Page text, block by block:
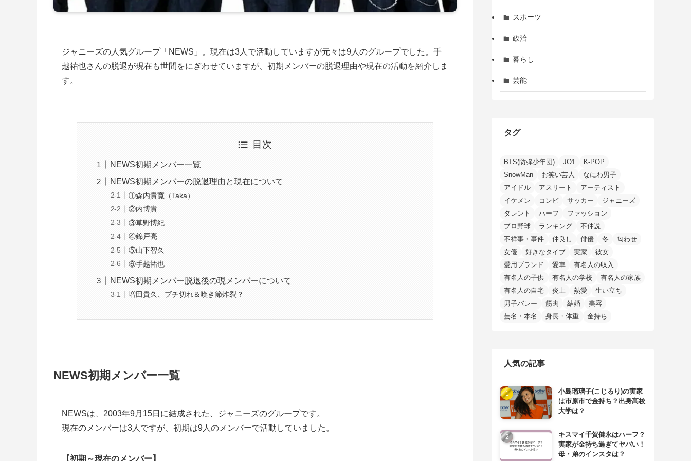
ジャニーズの人気グループ「NEWS」。現在は3人で活動していますが元々は9人のグループでした。手
越祐也さんの脱退が現在も世間をにぎわせていますが、初期メンバーの脱退理由や現在の活動を紹介しま
す。
目次
NEWS初期メンバー一覧
NEWS初期メンバーの脱退理由と現在について
①森内貴寛（Taka）
②内博貴
③草野博紀
④錦戸亮
⑤山下智久
⑥手越祐也
NEWS初期メンバー脱退後の現メンバーについて
増田貴久、ブチ切れ＆嘆き節炸裂？
NEWS初期メンバー一覧
NEWSは、2003年9月15日に結成された、ジャニーズのグループです。
現在のメンバーは3人ですが、初期は9人のメンバーで活動していました。
【初期～現在のメンバー】
スポーツ
政治
暮らし
芸能
タグ
BTS(防弾少年団) JO1
K-POP
SnowMan
お笑い芸人
なにわ男子
アイドル
アスリート
アーティスト
イケメン
コンビ サッカー
ジャニーズ
タレント
ハーフ
ファッション
プロ野球
ランキング
不仲説
不祥事・事件
仲良し 俳優 冬
匂わせ
女優
好きなタイプ 実家
彼女
愛用ブランド
愛車
有名人の収入
有名人の子供
有名人の学校
有名人の家族
有名人の自宅
炎上 熱愛
生い立ち
男子バレー
筋肉 結婚
美容
芸名・本名
身長・体重 金持ち
人気の記事
小島瑠璃子(こじるり)の実家
は市原市で金持ち？出身高校
大学は？
キスマイ千賀健永はハーフ？
実家が金持ち過ぎてヤバい！
母・弟のインスタは？